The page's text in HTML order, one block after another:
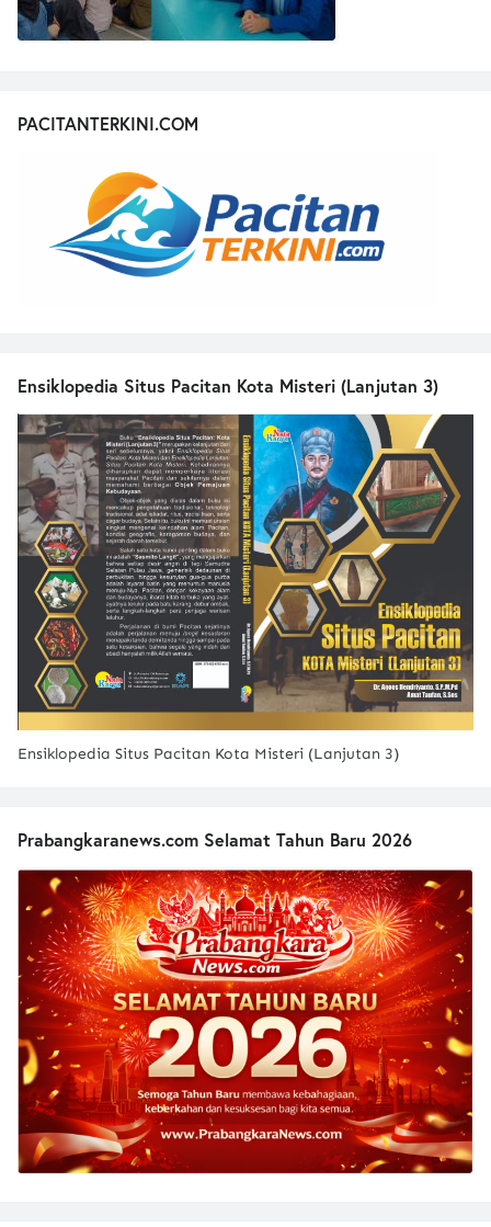
PACITANTERKINI.COM
Ensiklopedia Situs Pacitan Kota Misteri (Lanjutan 3)
Ensiklopedia Situs Pacitan Kota Misteri (Lanjutan 3)
Prabangkaranews.com Selamat Tahun Baru 2026